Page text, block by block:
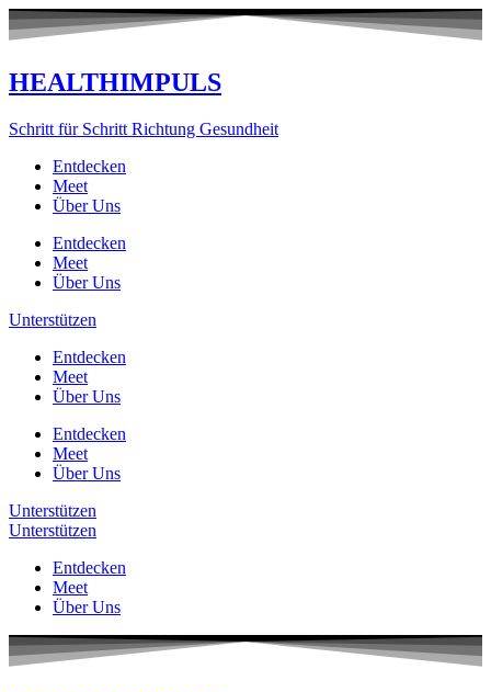
Zum
Inhalt
HEALTHIMPULS
Schritt für Schritt Richtung Gesundheit
Entdecken
Meet
Über Uns
Entdecken
Meet
Über Uns
Unterstützen
Entdecken
Meet
Über Uns
Entdecken
Meet
Über Uns
Unterstützen
Unterstützen
Entdecken
Meet
Über Uns